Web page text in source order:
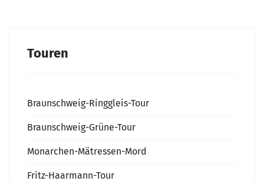
Touren
Braunschweig-Ringgleis-Tour
Braunschweig-Grüne-Tour
Monarchen-Mätressen-Mord
Fritz-Haarmann-Tour